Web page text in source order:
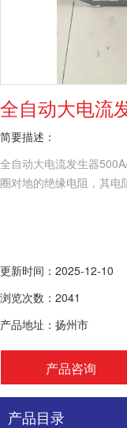
全自动大电流
简要描述：
全自动大电流发生器
圈对地的绝缘电阻，其电
更新时间：2025-12-10
浏览次数：2041
产品地址：扬州市
产品咨询
产品目录